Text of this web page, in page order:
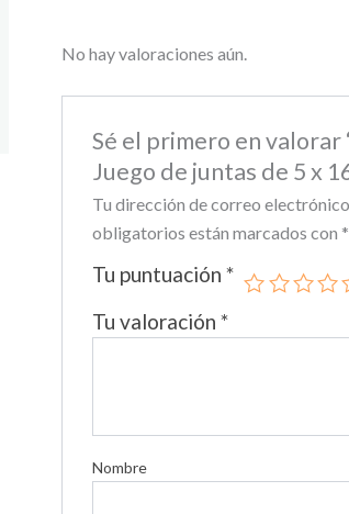
No hay valoraciones aún.
Sé el primero en valorar
Juego de juntas de 5 x
Tu dirección de correo
obligatorios están marcados con *
Tu puntuación *
Tu valoración *
Nombre